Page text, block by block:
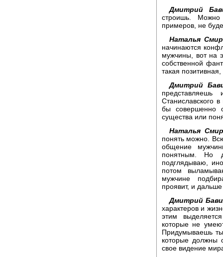
Дмитрий
строишь.
примеров, не
Наталья
начинаются
мужчины, вот на
собственной
такая
Дмитрий
Станиславского
бы совершенно
существа или
Наталья
понять можно.
общение
понятным. Но
подглядываю,
потом
мужчине
проявит, и
Дмитрий
характеров и
этим
которые не
Придумываешь
которые должны
свое видение